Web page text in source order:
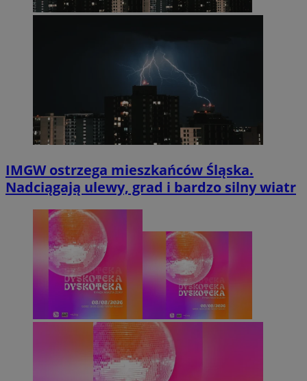
IMGW ostrzega mieszkańców Śląska.
Nadciągają ulewy, grad i bardzo silny wiatr